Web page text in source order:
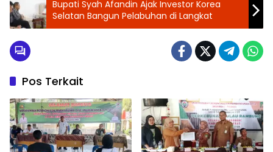
Bupati Syah Afandin Ajak Investor Korea
Selatan Bangun Pelabuhan di Langkat
Pos Terkait